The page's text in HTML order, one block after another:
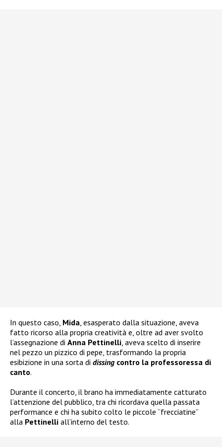
In questo caso, Mida , esasperato dalla situazione, aveva
fatto ricorso alla propria creatività e, oltre ad aver svolto
l’assegnazione di Anna Pettinelli , aveva scelto di inserire
nel pezzo un pizzico di pepe, trasformando la propria
esibizione in una sorta di dissing contro la professoressa di
canto.
Durante il concerto, il brano ha immediatamente catturato
l’attenzione del pubblico, tra chi ricordava quella passata
performance e chi ha subito colto le piccole “frecciatine”
alla Pettinelli all’interno del testo.